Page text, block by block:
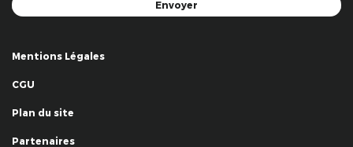
Mentions Légales
CGU
Plan du site
Partenaires